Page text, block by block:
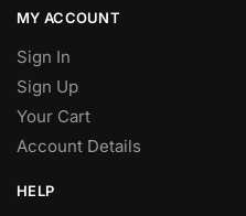
MY ACCOUNT
Sign In
Sign Up
Your Cart
Account Details
HELP